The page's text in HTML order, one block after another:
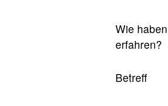
Wie
erfahren?
Betreff